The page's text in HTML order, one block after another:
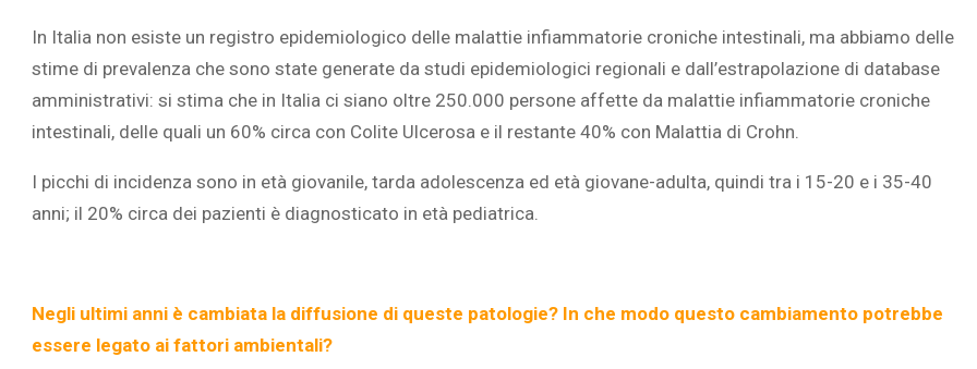
In Italia non esiste un registro epidemiologico delle malattie infiammatorie croniche intestinali, ma abbiamo delle
stime di prevalenza che sono state generate da studi epidemiologici regionali e dall’estrapolazione di database
amministrativi: si stima che in Italia ci siano oltre 250.000 persone affette da malattie infiammatorie croniche
intestinali, delle quali un 60% circa con Colite Ulcerosa e il restante 40% con Malattia di Crohn.
I picchi di incidenza sono in età giovanile, tarda adolescenza ed età giovane-adulta, quindi tra i 15-20 e i 35-40
anni; il 20% circa dei pazienti è diagnosticato in età pediatrica.
Negli ultimi anni è cambiata la diffusione di queste patologie? In che modo questo cambiamento potrebbe
essere legato ai fattori ambientali?